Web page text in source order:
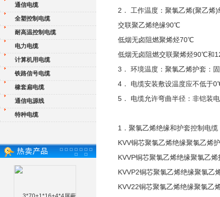
通信电缆
全塑控制电缆
耐高温控制电缆
电力电缆
计算机用电缆
铁路信号电缆
橡套扁电缆
通信电源线
特种电缆
2． 工作温度：聚氯乙烯(聚乙烯
交联聚乙烯绝缘90℃
低烟无卤阻燃聚烯烃70℃
低烟无卤阻燃交联聚烯烃90℃和
3． 环境温度：聚氯乙烯护套：
4． 电缆安装敷设温度应不低于
5． 电缆允许弯曲半径：非铠装
1．聚氯乙烯绝缘和护套控制电缆
KVV铜芯聚氯乙烯绝缘聚氯乙烯
KVVP铜芯聚氯乙烯绝缘聚氯乙
KVVP2铜芯聚氯乙烯绝缘聚氯乙
KVV22铜芯聚氯乙烯绝缘聚氯乙